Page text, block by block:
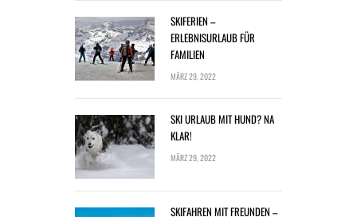
SKIFERIEN –
ERLEBNISURLAUB FÜR
FAMILIEN
MÄRZ 29, 2022
SKI URLAUB MIT HUND? NA
KLAR!
MÄRZ 29, 2022
SKIFAHREN MIT FREUNDEN –